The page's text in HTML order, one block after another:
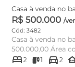
Casa à venda no
R$ 500.000 /
Cód: 3482
Casa à venda no
500.000,00 Área construída: 84,00 m² Área do terreno:
36...
bed2 1 directions_car2